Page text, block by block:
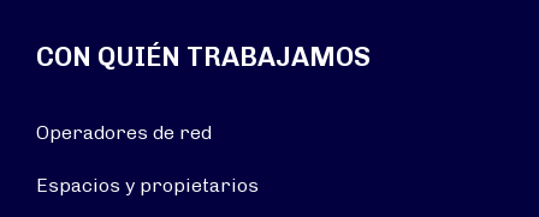
CON QUIÉN TRABAJAMOS
Operadores de red
Espacios y propietarios